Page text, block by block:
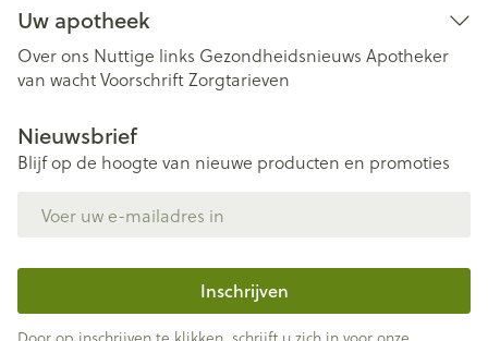
Uw apotheek
Over ons Nuttige links Gezondheidsnieuws Apotheker
van wachtVoorschriftZorgtarieven
Nieuwsbrief
Blijf op de hoogte van nieuwe producten en promoties
Inschrijven